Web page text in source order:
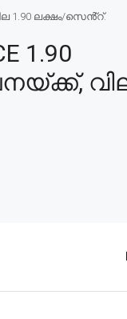
വില 1.90 ലക്ഷം/സെൻ്റ്.
1.90